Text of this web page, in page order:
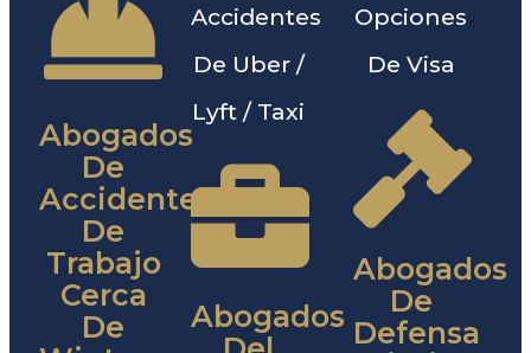
Abogados
De
Accidentes
De
Trabajo
Cerca
De
Accidentes
De Uber /
Lyft / Taxi
Abogados
Opciones
De Visa
Abogados
De
Defensa